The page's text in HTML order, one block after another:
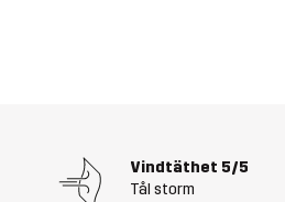
Vindtäthet 5/5
Tål storm